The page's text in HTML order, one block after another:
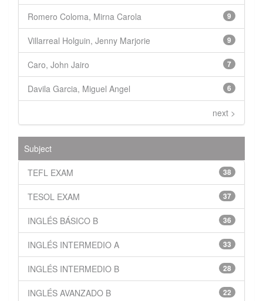
9
Romero Coloma, Mirna Carola
9
Villarreal Holguin, Jenny Marjorie
7
Caro, John Jairo
6
Davila Garcia, Miguel Angel
next >
Subject
38
TEFL EXAM
37
TESOL EXAM
36
INGLÉS BÁSICO B
33
INGLÉS INTERMEDIO A
28
INGLÉS INTERMEDIO B
22
INGLÉS AVANZADO B